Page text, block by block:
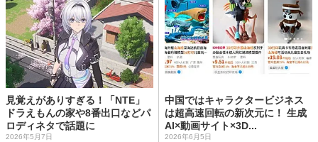
見覚えがありすぎる！「NTE」
ドラえもんの家や8番出口などパ
ロディネタで話題に
2026年5月7日
中国ではキャラクタービジネス
は超高速回転の新次元に！ 生成
AI×動画サイト×3D...
2026年6月5日